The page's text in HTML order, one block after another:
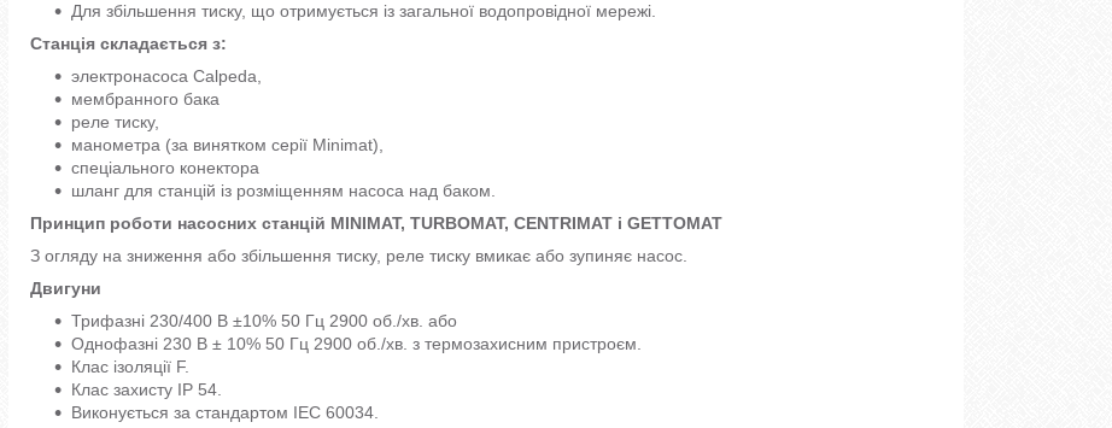
Для збільшення тиску, що отримується із загальної водопровідної мережі.
Станція складається з:
электронасоса Calpeda,
мембранного бака
реле тиску,
манометра (за винятком серії Minimat),
спеціального конектора
шланг для станцій із розміщенням насоса над баком.
Принцип роботи насосних станцій MINIMAT, TURBOMAT, CENTRIMAT і GETTOMAT
З огляду на зниження або збільшення тиску, реле тиску вмикає або зупиняє насос.
Двигуни
Трифазні 230/400 В ±10% 50 Гц 2900 об./хв. або
Однофазні 230 В ± 10% 50 Гц 2900 об./хв. з термозахисним пристроєм.
Клас ізоляції F.
Клас захисту IP 54.
Виконується за стандартом IEC 60034.